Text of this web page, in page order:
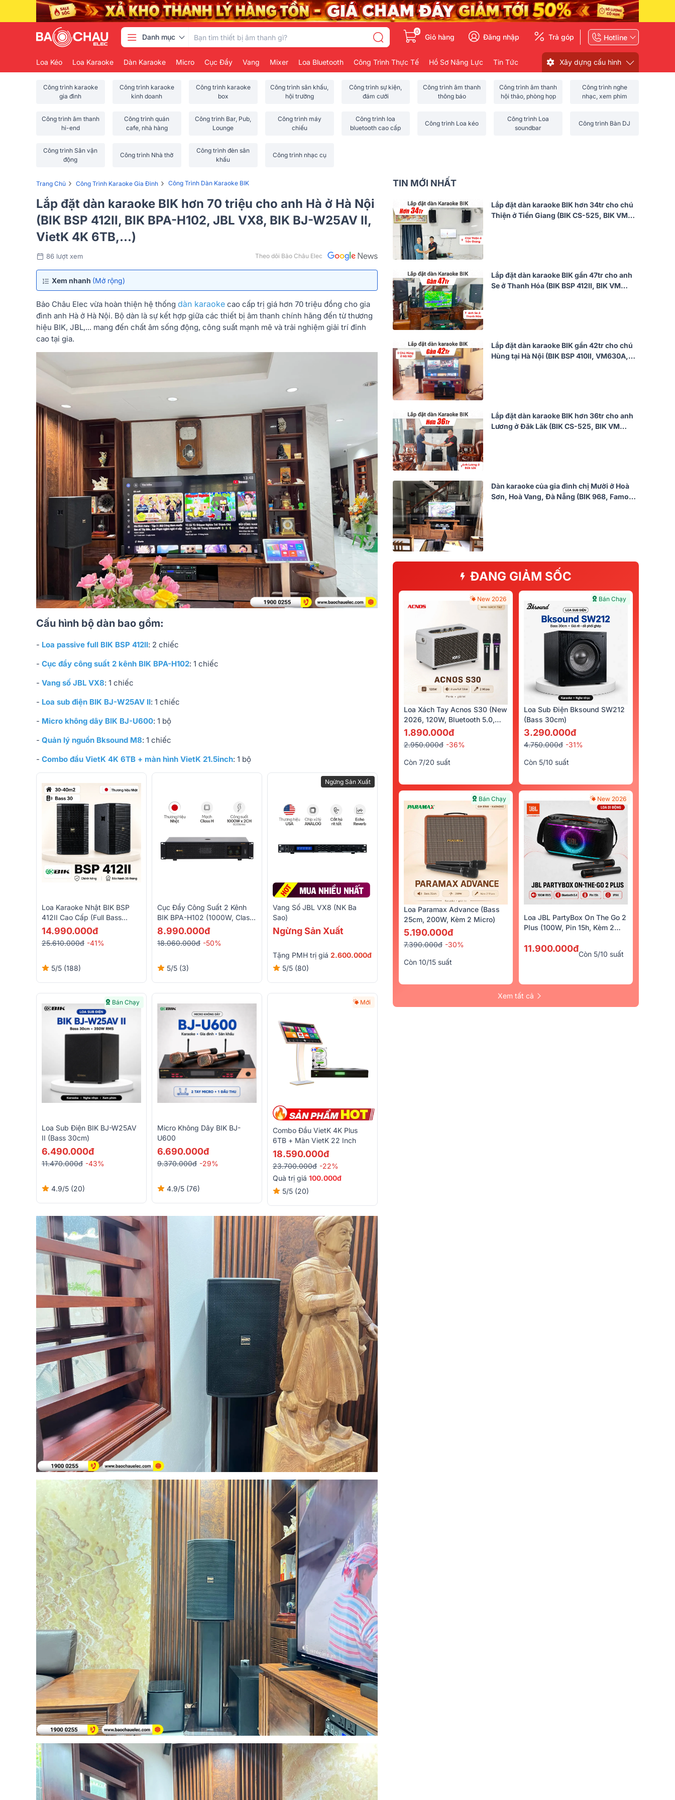
Danh mục
0
Giỏ hàng Đăng nhập Trả góp Hotline
Loa Kéo Loa Karaoke Dàn Karaoke Micro Cục Đẩy Vang Mixer Loa Bluetooth Công Trình Thực Tế Hồ Sơ Năng Lực Tin Tức Xây dựng cấu hình
Công trình karaoke
gia đình
Công trình karaoke
kinh doanh
Công trình karaoke
box
Công trình sân khấu,
hội trường
Công trình sự kiện,
đám cưới
Công trình âm thanh
thông báo
Công trình âm thanh
hội thảo, phòng họp
Công trình nghe
nhạc, xem phim
Công trình âm thanh
hi-end
Công trình quán
cafe, nhà hàng
Công trình Bar, Pub,
Lounge
Công trình máy
chiếu
Công trình loa
bluetooth cao cấp
Công trình Loa kéo
Công trình Loa
soundbar
Công trình Bàn DJ
Công trình Sân vận
động
Công trình Nhà thờ
Công trình đèn sân
khấu
Công trình nhạc cụ
Trang Chủ › Công Trình Karaoke Gia Đình › Công Trình Dàn Karaoke BIK
Lắp đặt dàn karaoke BIK hơn 70 triệu cho anh Hà ở Hà Nội
(BIK BSP 412II, BIK BPA-H102, JBL VX8, BIK BJ-W25AV II,
VietK 4K 6TB,...)
86 lượt xem Theo dõi Bảo Châu Elec
Xem nhanh (Mở rộng)
Bảo Châu Elec vừa hoàn thiện hệ thống dàn karaoke cao cấp trị giá hơn 70 triệu đồng cho gia
đình anh Hà ở Hà Nội. Bộ dàn là sự kết hợp giữa các thiết bị âm thanh chính hãng đến từ thương
hiệu BIK, JBL,... mang đến chất âm sống động, công suất mạnh mẽ và trải nghiệm giải trí đỉnh
cao tại gia.
Cấu hình bộ dàn bao gồm:
- Loa passive full BIK BSP 412II: 2 chiếc
- Cục đẩy công suất 2 kênh BIK BPA-H102: 1 chiếc
- Vang số JBL VX8: 1 chiếc
- Loa sub điện BIK BJ-W25AV II: 1 chiếc
- Micro không dây BIK BJ-U600: 1 bộ
- Quản lý nguồn Bksound M8: 1 chiếc
- Combo đầu VietK 4K 6TB + màn hình VietK 21.5inch: 1 bộ
Loa Karaoke Nhật BIK BSP
412II Cao Cấp (Full Bass
30cm)
14.990.000đ
25.610.000đ -41%
5/5 (188)
Cục Đẩy Công Suất 2 Kênh
BIK BPA-H102 (1000W, Class
H)
8.990.000đ
18.060.000đ -50%
5/5 (3)
Ngừng Sản Xuất
Vang Số JBL VX8 (NK Ba
Sao)
Ngừng Sản Xuất
Tặng PMH trị giá 2.600.000đ
5/5 (80)
Bán Chạy
Loa Sub Điện BIK BJ-W25AV
II (Bass 30cm)
6.490.000đ
11.470.000đ -43%
4.9/5 (20)
Micro Không Dây BIK BJ-
U600
6.690.000đ
9.370.000đ -29%
4.9/5 (76)
Mới
Combo Đầu VietK 4K Plus
6TB + Màn VietK 22 Inch
18.590.000đ
23.700.000đ -22%
Quà trị giá 100.000đ
5/5 (20)
TIN MỚI NHẤT
Lắp đặt dàn karaoke BIK hơn 34tr cho chú
Thiện ở Tiền Giang (BIK CS-525, BIK VM
Lắp đặt dàn karaoke BIK gần 47tr cho anh
Se ở Thanh Hóa (BIK BSP 412II, BIK VM
Lắp đặt dàn karaoke BIK gần 42tr cho chú
Hùng tại Hà Nội (BIK BSP 410II, VM630A,
Lắp đặt dàn karaoke BIK hơn 36tr cho anh
Lương ở Đăk Lăk (BIK CS-525, BIK VM
Dàn karaoke của gia đình chị Mười ở Hoà
Sơn, Hoà Vang, Đà Nẵng (BIK 968, Famous
ĐANG GIẢM SỐC
New 2026
Loa Xách Tay Acnos S30 (New
2026, 120W, Bluetooth 5.0,
Kèm 2 Tay Micro)
1.890.000đ
2.950.000đ -36%
Còn 7/20 suất
Bán Chạy
Loa Sub Điện Bksound SW212
(bass 30cm)
3.290.000đ
4.750.000đ -31%
Còn 5/10 suất
Bán Chạy
Loa Paramax Advance (Bass
25cm, 200W, Kèm 2 Micro)
5.190.000đ
7.390.000đ -30%
Còn 10/15 suất
New 2026
Loa JBL PartyBox On The Go 2
Plus (100W, Pin 15h, Kèm 2
11.900.000đ
Còn 5/10 suất
Xem tất cả